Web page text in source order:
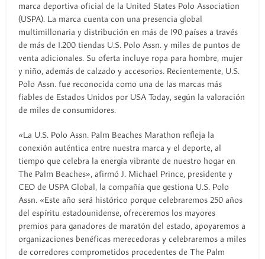
marca deportiva oficial de la United States Polo Association
(USPA). La marca cuenta con una presencia global
multimillonaria y distribución en más de 190 países a través
de más de 1.200 tiendas U.S. Polo Assn. y miles de puntos de
venta adicionales. Su oferta incluye ropa para hombre, mujer
y niño, además de calzado y accesorios. Recientemente, U.S.
Polo Assn. fue reconocida como una de las marcas más
fiables de Estados Unidos por USA Today, según la valoración
de miles de consumidores.
«La U.S. Polo Assn. Palm Beaches Marathon refleja la
conexión auténtica entre nuestra marca y el deporte, al
tiempo que celebra la energía vibrante de nuestro hogar en
The Palm Beaches», afirmó J. Michael Prince, presidente y
CEO de USPA Global, la compañía que gestiona U.S. Polo
Assn. «Este año será histórico porque celebraremos 250 años
del espíritu estadounidense, ofreceremos los mayores
premios para ganadores de maratón del estado, apoyaremos a
organizaciones benéficas merecedoras y celebraremos a miles
de corredores comprometidos procedentes de The Palm